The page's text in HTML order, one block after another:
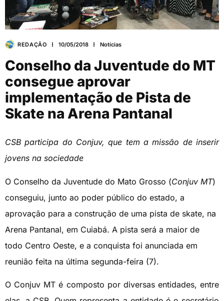
REDAÇÃO 10/05/2018 Notícias
Conselho da Juventude do MT
consegue aprovar
implementação de Pista de
Skate na Arena Pantanal
CSB participa do Conjuv, que tem a missão de inserir
jovens na sociedade
O Conselho da Juventude do Mato Grosso (Conjuv MT)
conseguiu, junto ao poder público do estado, a
aprovação para a construção de uma pista de skate, na
Arena Pantanal, em Cuiabá. A pista será a maior de
todo Centro Oeste, e a conquista foi anunciada em
reunião feita na última segunda-feira (7).
O Conjuv MT é composto por diversas entidades, entre